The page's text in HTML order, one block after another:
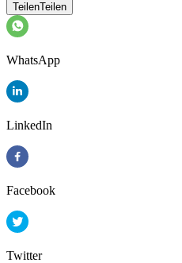
TeilenTeilen
WhatsApp
LinkedIn
Facebook
Twitter